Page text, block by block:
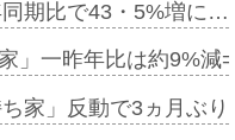
期比で43・5%増に…
」一昨年比は約9%
家」反動で3ヵ月ぶ